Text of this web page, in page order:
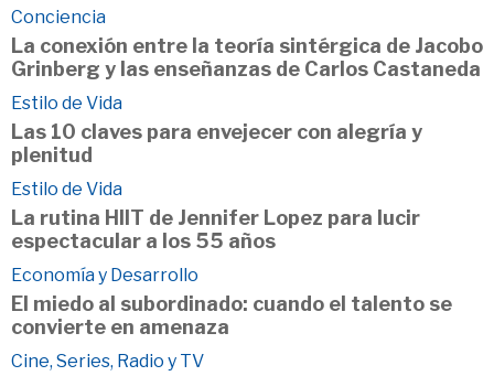
Conciencia
La conexión entre la teoría sintérgica de Jacobo
Grinberg y las enseñanzas de Carlos Castaneda
Estilo de Vida
Las 10 claves para envejecer con alegría y
plenitud
Estilo de Vida
La rutina HIIT de Jennifer Lopez para lucir
espectacular a los 55 años
Economía y Desarrollo
El miedo al subordinado: cuando el talento se
convierte en amenaza
Cine, Series, Radio y TV